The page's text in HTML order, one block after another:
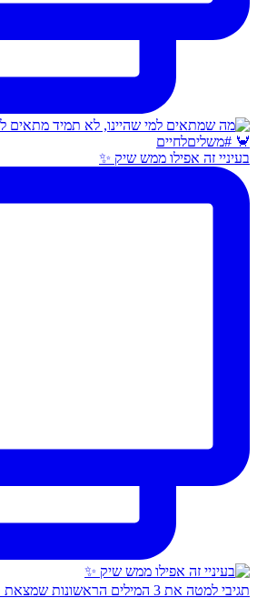
בעיניי זה אפילו ממש שיק ✨
תגיבי למטה את 3 המילים הראשונות שמצאת 👇🏻✨ יש סיבה